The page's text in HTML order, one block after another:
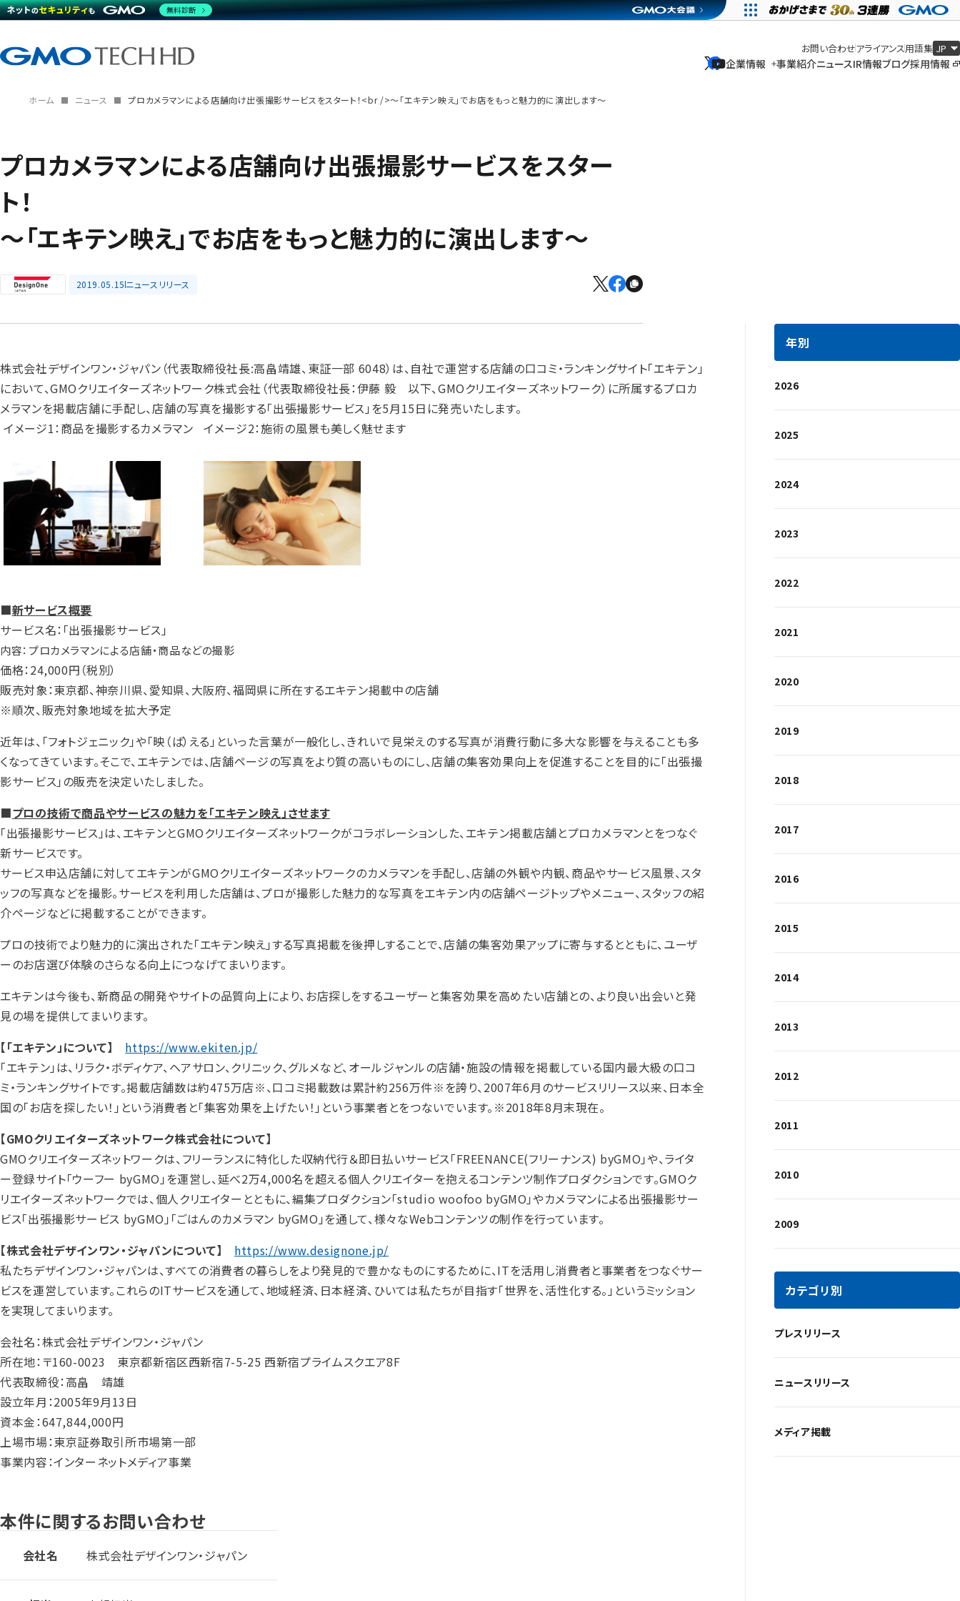
企業情報
企業情報
事業紹介ニュースIR情報ブログ採用情報
お問い合わせアライアンス用語集
ホーム ニュース プロカメラマンによる店舗向け出張撮影サービスをスタート！<br />～「エキテン映え」でお店をもっと魅力的に演出します～
プロカメラマンによる店舗向け出張撮影サービスをスター
ト！
～「エキテン映え」でお店をもっと魅力的に演出します～
2019.05.15ニュースリリース
株式会社デザインワン・ジャパン（代表取締役社長:高畠靖雄、東証一部 6048）は、自社で運営する店舗の口コミ・ランキングサイト「エキテン」
において、GMOクリエイターズネットワーク株式会社（代表取締役社長：伊藤 毅 以下、GMOクリエイターズネットワーク）に所属するプロカ
メラマンを掲載店舗に手配し、店舗の写真を撮影する「出張撮影サービス」を5月15日に発売いたします。
イメージ1：商品を撮影するカメラマン
イメージ2：施術の風景も美しく魅せます
■新サービス概要
サービス名：「出張撮影サービス」
内容：プロカメラマンによる店舗・商品などの撮影
価格：24,000円（税別）
販売対象：東京都、神奈川県、愛知県、大阪府、福岡県に所在するエキテン掲載中の店舗
※順次、販売対象地域を拡大予定
近年は、「フォトジェニック」や「映（ば）える」といった言葉が一般化し、きれいで見栄えのする写真が消費行動に多大な影響を与えることも多
くなってきています。そこで、エキテンでは、店舗ページの写真をより質の高いものにし、店舗の集客効果向上を促進することを目的に「出張撮
影サービス」の販売を決定いたしました。
■プロの技術で商品やサービスの魅力を「エキテン映え」させます
「出張撮影サービス」は、エキテンとGMOクリエイターズネットワークがコラボレーションした、エキテン掲載店舗とプロカメラマンとをつなぐ
新サービスです。
サービス申込店舗に対してエキテンがGMOクリエイターズネットワークのカメラマンを手配し、店舗の外観や内観、商品やサービス風景、スタ
ッフの写真などを撮影。サービスを利用した店舗は、プロが撮影した魅力的な写真をエキテン内の店舗ページトップやメニュー、スタッフの紹
介ページなどに掲載することができます。
プロの技術でより魅力的に演出された「エキテン映え」する写真掲載を後押しすることで、店舗の集客効果アップに寄与するとともに、ユーザ
ーのお店選び体験のさらなる向上につなげてまいります。
エキテンは今後も、新商品の開発やサイトの品質向上により、お店探しをするユーザーと集客効果を高めたい店舗との、より良い出会いと発
見の場を提供してまいります。
【「エキテン」について】
https://www.ekiten.jp/
「エキテン」は、リラク・ボディケア、ヘアサロン、クリニック、グルメなど、オールジャンルの店舗・施設の情報を掲載している国内最大級の口コ
ミ・ランキングサイトです。掲載店舗数は約475万店※、口コミ掲載数は累計約256万件※を誇り、2007年6月のサービスリリース以来、日本全
国の「お店を探したい！」という消費者と「集客効果を上げたい！」という事業者とをつないでいます。※2018年8月末現在。
【GMOクリエイターズネットワーク株式会社について】
GMOクリエイターズネットワークは、フリーランスに特化した収納代行＆即日払いサービス「FREENANCE(フリーナンス) byGMO」や、ライタ
ー登録サイト「ウーフー byGMO」を運営し、延べ2万4,000名を超える個人クリエイターを抱えるコンテンツ制作プロダクションです。GMOク
リエイターズネットワークでは、個人クリエイターとともに、編集プロダクション「studio woofoo byGMO」やカメラマンによる出張撮影サー
ビス「出張撮影サービス byGMO」「ごはんのカメラマン byGMO」を通して、様々なWebコンテンツの制作を行っています。
【株式会社デザインワン・ジャパンについて】
https://www.designone.jp/
私たちデザインワン・ジャパンは、すべての消費者の暮らしをより発見的で豊かなものにするために、ITを活用し消費者と事業者をつなぐサー
ビスを運営しています。これらのITサービスを通して、地域経済、日本経済、ひいては私たちが目指す「世界を、活性化する。」というミッション
を実現してまいります。
会社名：株式会社デザインワン・ジャパン
所在地：〒160-0023 東京都新宿区西新宿7-5-25 西新宿プライムスクエア8F
代表取締役：高畠 靖雄
設立年月：2005年9月13日
資本金：647,844,000円
上場市場：東京証券取引所市場第一部
事業内容：インターネットメディア事業
本件に関するお問い合わせ
会社名 株式会社デザインワン・ジャパン
年別
2026
2025
2024
2023
2022
2021
2020
2019
2018
2017
2016
2015
2014
2013
2012
2011
2010
2009
カテゴリ別
プレスリリース
ニュースリリース
メディア掲載
無料診断